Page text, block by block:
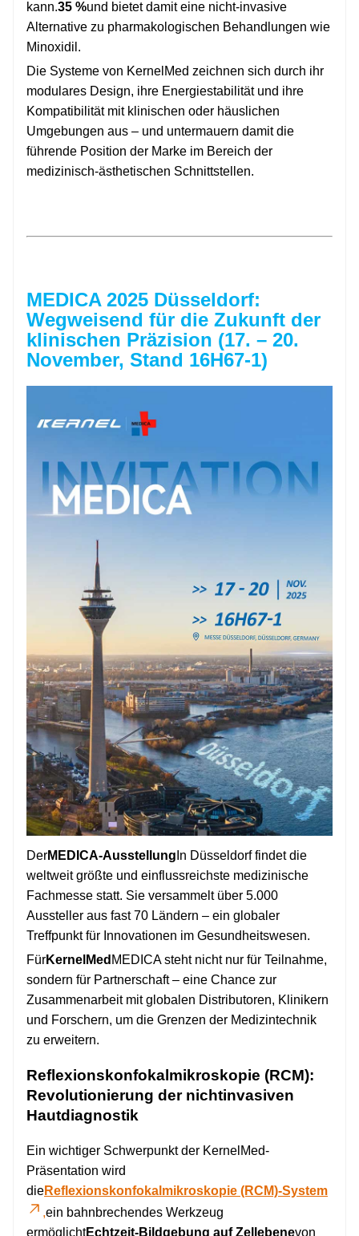
kann.35 %und bietet damit eine nicht-invasive
Alternative zu pharmakologischen Behandlungen wie
Minoxidil.
Die Systeme von KernelMed zeichnen sich durch ihr
modulares Design, ihre Energiestabilität und ihre
Kompatibilität mit klinischen oder häuslichen
Umgebungen aus – und untermauern damit die
führende Position der Marke im Bereich der
medizinisch-ästhetischen Schnittstellen.
MEDICA 2025 Düsseldorf:
Wegweisend für die Zukunft der
klinischen Präzision (17. – 20.
November, Stand 16H67-1)
DerMEDICA-Ausstellung In Düsseldorf findet die
weltweit größte und einflussreichste medizinische
Fachmesse statt. Sie versammelt über 5.000
Aussteller aus fast 70 Ländern – ein globaler
Treffpunkt für Innovationen im Gesundheitswesen.
FürKernelMed MEDICA steht nicht nur für Teilnahme,
sondern für Partnerschaft – eine Chance zur
Zusammenarbeit mit globalen Distributoren, Klinikern
und Forschern, um die Grenzen der Medizintechnik
zu erweitern.
Reflexionskonfokalmikroskopie (RCM):
Revolutionierung der nichtinvasiven
Hautdiagnostik
Ein wichtiger Schwerpunkt der KernelMed-
Präsentation wird
dieReflexionskonfokalmikroskopie (RCM)-System
,ein bahnbrechendes Werkzeug
ermöglichtEchtzeit-Bildgebung auf Zellebenevon